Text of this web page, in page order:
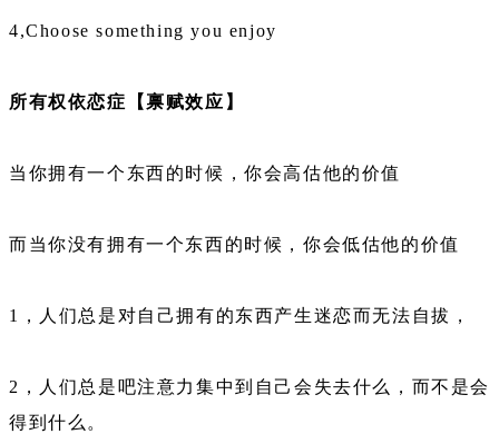
4,Choose something you enjoy
所有权依恋症【禀赋效应】
当你拥有一个东西的时候，你会高估他的价值
而当你没有拥有一个东西的时候，你会低估他的价值
1，人们总是对自己拥有的东西产生迷恋而无法自拔，
2，人们总是吧注意力集中到自己会失去什么，而不是会
得到什么。